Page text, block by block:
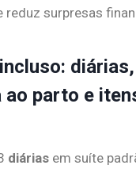
reduz surpresas
diárias,
parto e
diárias em suíte